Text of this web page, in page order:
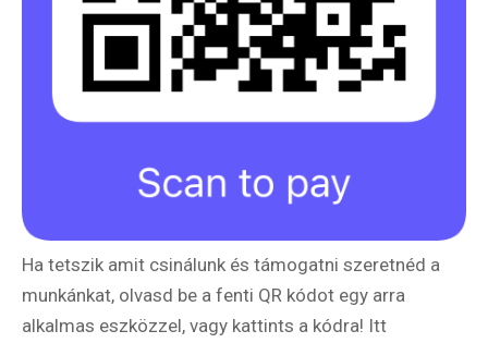
Ha tetszik amit csinálunk és támogatni szeretnéd a
munkánkat, olvasd be a fenti QR kódot egy arra
alkalmas eszközzel, vagy kattints a kódra! Itt